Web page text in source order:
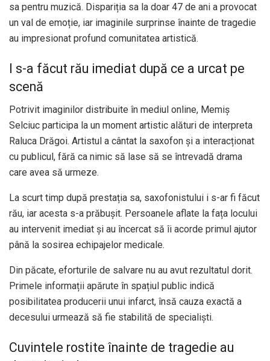
sa pentru muzică. Dispariția sa la doar 47 de ani a provocat
un val de emoție, iar imaginile surprinse înainte de tragedie
au impresionat profund comunitatea artistică.
I s-a făcut rău imediat după ce a urcat pe
scenă
Potrivit imaginilor distribuite în mediul online, Memiș
Selciuc participa la un moment artistic alături de interpreta
Raluca Drăgoi. Artistul a cântat la saxofon și a interacționat
cu publicul, fără ca nimic să lase să se întrevadă drama
care avea să urmeze.
La scurt timp după prestația sa, saxofonistului i s-ar fi făcut
rău, iar acesta s-a prăbușit. Persoanele aflate la fața locului
au intervenit imediat și au încercat să îi acorde primul ajutor
până la sosirea echipajelor medicale.
Din păcate, eforturile de salvare nu au avut rezultatul dorit.
Primele informații apărute în spațiul public indică
posibilitatea producerii unui infarct, însă cauza exactă a
decesului urmează să fie stabilită de specialiști.
Cuvintele rostite înainte de tragedie au